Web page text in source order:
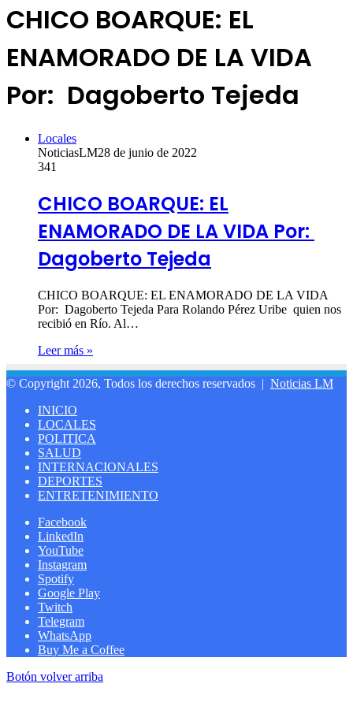
CHICO BOARQUE: EL
ENAMORADO DE LA VIDA
Por: Dagoberto Tejeda
Locales
NoticiasLM28 de junio de 2022
341
CHICO BOARQUE: EL
ENAMORADO DE LA VIDA Por:
Dagoberto Tejeda
CHICO BOARQUE: EL ENAMORADO DE LA VIDA
Por: Dagoberto Tejeda Para Rolando Pérez Uribe quien nos
recibió en Río. Al…
Leer más »
© Copyright 2026, Todos los derechos reservados | Noticias LM
INICIO
LOCALES
POLITICA
SALUD
INTERNACIONALES
DEPORTES
ENTRETENIMIENTO
Facebook
LinkedIn
YouTube
Instagram
Spotify
Google Play
Twitch
Telegram
WhatsApp
Buy Me a Coffee
Botón volver arriba